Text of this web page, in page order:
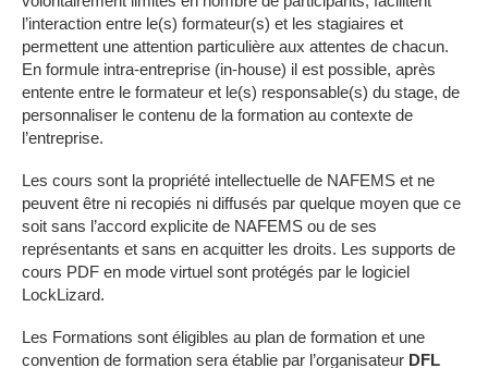
l’interaction entre le(s) formateur(s) et les stagiaires et
permettent une attention particulière aux attentes de chacun.
En formule intra-entreprise (in-house) il est possible, après
entente entre le formateur et le(s) responsable(s) du stage, de
personnaliser le contenu de la formation au contexte de
l’entreprise.
Les cours sont la propriété intellectuelle de NAFEMS et ne
peuvent être ni recopiés ni diffusés par quelque moyen que ce
soit sans l’accord explicite de NAFEMS ou de ses
représentants et sans en acquitter les droits. Les supports de
cours PDF en mode virtuel sont protégés par le logiciel
LockLizard.
Les Formations sont éligibles au plan de formation et une
convention de formation sera établie par l’organisateur DFL